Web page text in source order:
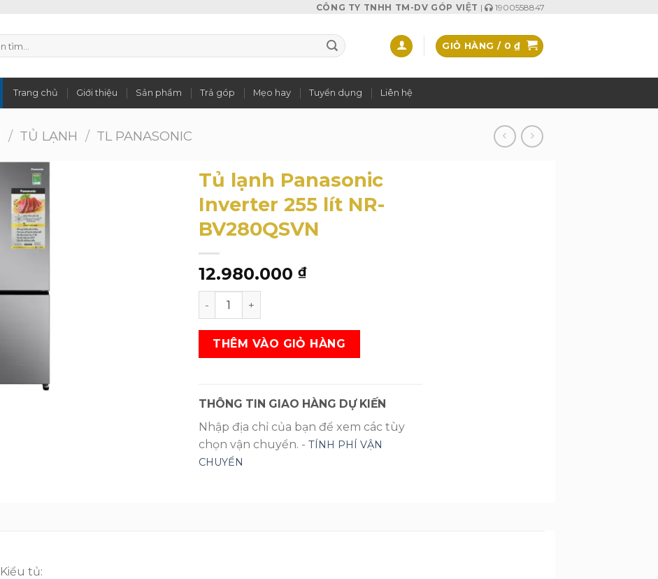
CÔNG TY TNHH TM-DV GÓP VIỆT | 1900558847
GIỎ HÀNG / 0₫
Trang chủ Giới thiệu Sản phẩm Trả góp Mẹo hay Tuyển dụng Liên hệ
/ TỦ LẠNH / TL PANASONIC
Tủ lạnh Panasonic
Inverter 255 lít NR-
BV280QSVN
12.980.000 ₫
Tủ lạnh Panasonic Inverter 255 lít NR-BV280QSVN SL
THÊM VÀO GIỎ HÀNG
THÔNG TIN GIAO HÀNG DỰ KIẾN
Nhập địa chỉ của bạn để xem các tùy
chọn vận chuyển. - TÍNH PHÍ VẬN
CHUYỂN
Kiểu tủ: